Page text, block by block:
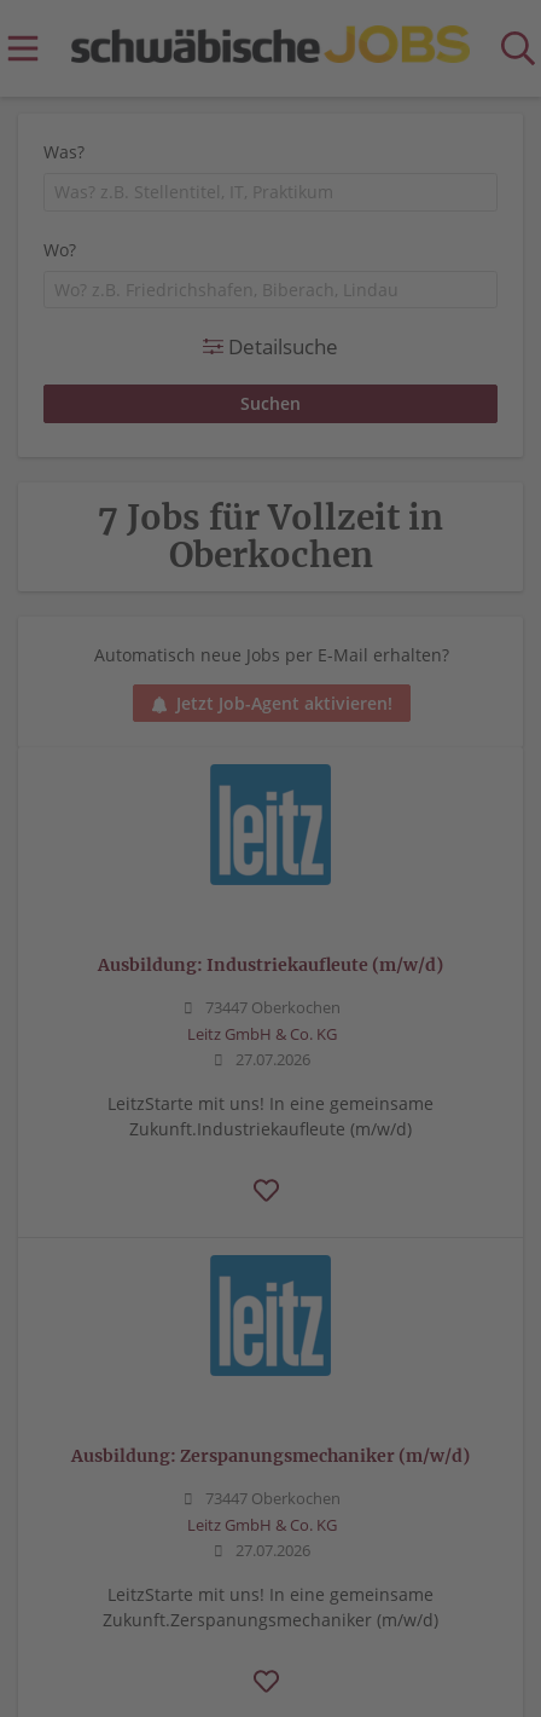
Was?
Wo?
Detailsuche
7 Jobs für Vollzeit in
Oberkochen
Automatisch neue Jobs per E-Mail erhalten?
Jetzt Job-Agent aktivieren!
Ausbildung: Industriekaufleute (m/w/d)
73447 Oberkochen
Leitz GmbH & Co. KG
27.07.2026
LeitzStarte mit uns! In eine gemeinsame
Zukunft.Industriekaufleute (m/w/d)
Ausbildung: Zerspanungsmechaniker (m/w/d)
73447 Oberkochen
Leitz GmbH & Co. KG
27.07.2026
LeitzStarte mit uns! In eine gemeinsame
Zukunft.Zerspanungsmechaniker (m/w/d)